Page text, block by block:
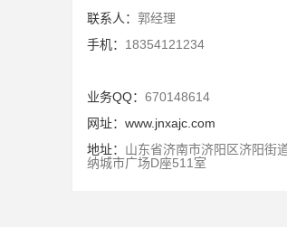
联系人： 郭经理
手机： 18354121234
业务QQ： 670148614
网址： www.jnxajc.com
地址： 山东省济南市济阳区济阳街
纳城市广场D座511室